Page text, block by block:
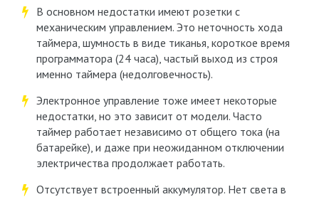
В основном недостатки имеют розетки с
механическим управлением. Это неточность хода
таймера, шумность в виде тиканья, короткое время
программатора (24 часа), частый выход из строя
именно таймера (недолговечность).
Электронное управление тоже имеет некоторые
недостатки, но это зависит от модели. Часто
таймер работает независимо от общего тока (на
батарейке), и даже при неожиданном отключении
электричества продолжает работать.
Отсутствует встроенный аккумулятор. Нет света в